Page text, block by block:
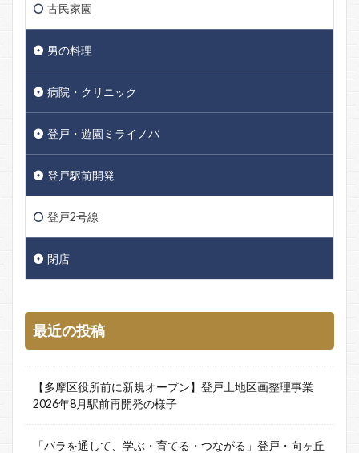
古民家園
男の料理
病院・クリニック
登戸・遊園ミライノバ
登戸駅前開発
登戸2号線
閉店
最近の投稿
【多摩区役所前に新規オープン】登戸土地区画整理事業
2026年8月駅前再開発の様子
「バラを通して、学ぶ・育てる・つながる」登戸・向ヶ丘